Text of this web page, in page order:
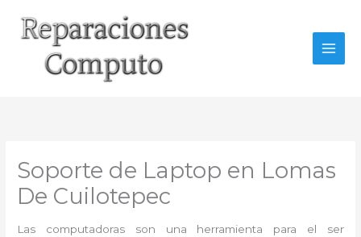
contenido
Soporte de Laptop en Lomas
De Cuilotepec
Las computadoras son una herramienta para el ser